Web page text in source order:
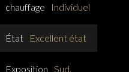
chauffage
Individuel
État Excellent état
Exposition Sud,